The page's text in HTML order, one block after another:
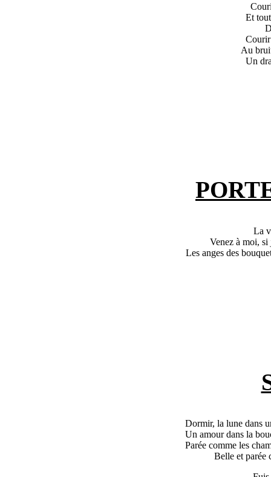
Et
Au
Un
La
Venez à moi, si
Les anges des
Dormir, la lune dans
Un amour dans la
Parée comme les
Belle et parée